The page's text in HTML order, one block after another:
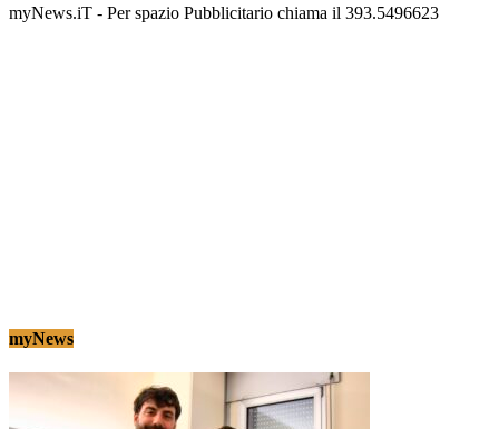
myNews.iT - Per spazio Pubblicitario chiama il 393.5496623
myNews